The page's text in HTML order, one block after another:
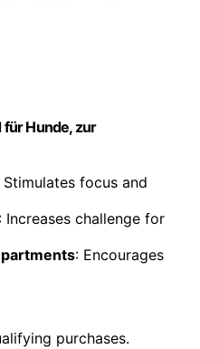
für Hunde, zur
Stimulates focus and
: Increases challenge for
: Encourages
purchases.